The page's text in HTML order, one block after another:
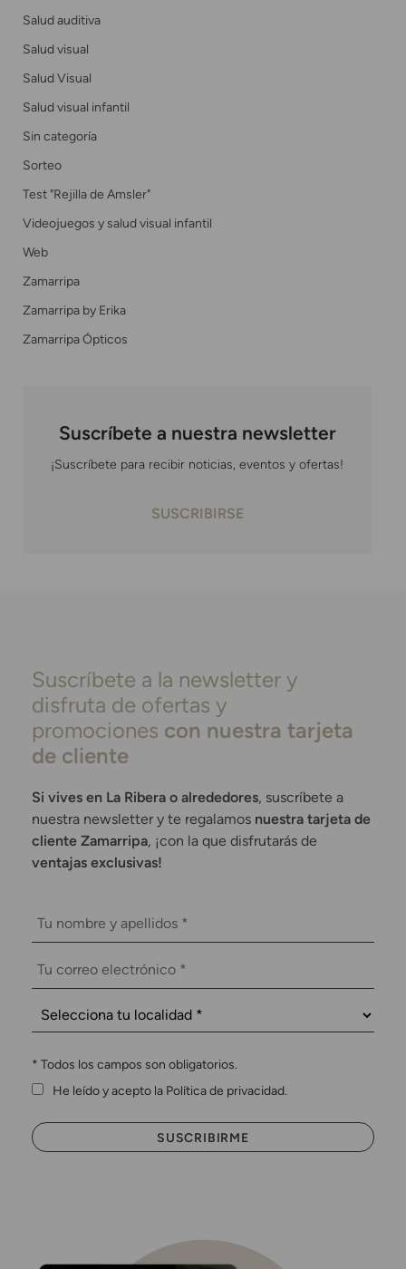
Salud auditiva
Salud visual
Salud Visual
Salud visual infantil
Sin categoría
Sorteo
Test "Rejilla de Amsler"
Videojuegos y salud visual infantil
Web
Zamarripa
Zamarripa by Erika
Zamarripa Ópticos
Suscríbete a nuestra newsletter
¡Suscríbete para recibir noticias, eventos y ofertas!
SUSCRIBIRSE
Suscríbete a la newsletter y
disfruta de ofertas y
promociones con nuestra tarjeta
de cliente
Si vives en La Ribera o alrededores, suscríbete a
nuestra newsletter y te regalamos nuestra tarjeta de
cliente Zamarripa, ¡con la que disfrutarás de
ventajas exclusivas!
* Todos los campos son obligatorios.
He leído y acepto la Política de privacidad.